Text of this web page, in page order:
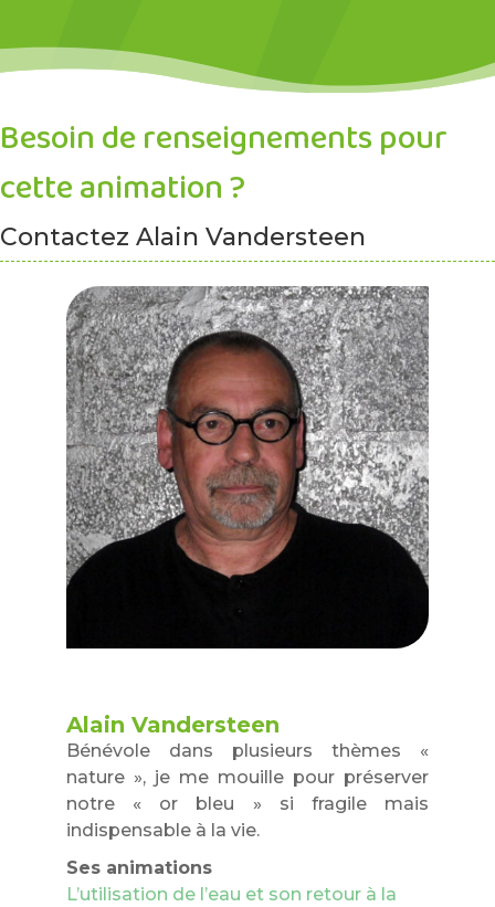
Besoin de renseignements pour
cette animation ?
Contactez Alain Vandersteen
Alain Vandersteen
Bénévole dans plusieurs thèmes «
nature », je me mouille pour préserver
notre « or bleu » si fragile mais
indispensable à la vie.
Ses animations
L’utilisation de l’eau et son retour à la